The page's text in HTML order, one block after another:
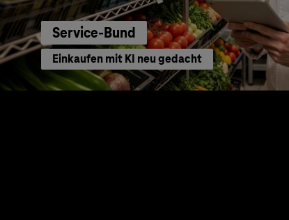
Service-Bund
Einkaufen mit KI neu gedacht